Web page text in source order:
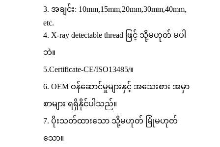
3. အချင်း: 10mm,15mm,20mm,30mm,40mm,
etc.
4. X-ray detectable thread ဖြင့် သို့မဟုတ် မပါ
ဘဲ။
5.Certificate-CE/ISO13485/။
6. OEM ဝန်ဆောင်မှုများနှင့် အသေးစား အမှာ
စာများ ရရှိနိုင်ပါသည်။
7. ပိုးသတ်ထားသော သို့မဟုတ် မြုံမဟုတ်
သော။